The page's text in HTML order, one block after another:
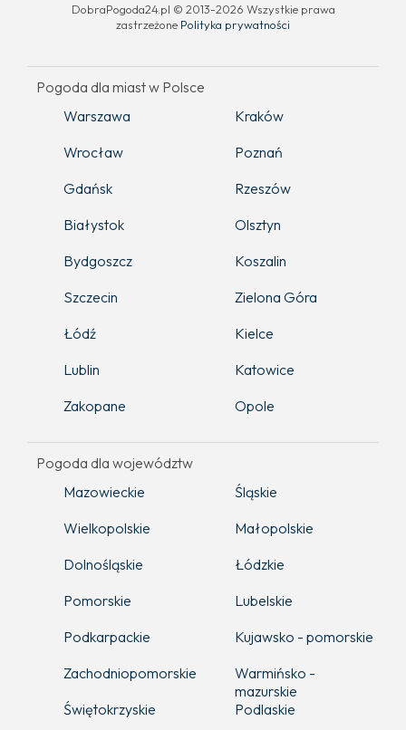
DobraPogoda24.pl © 2013-2026 Wszystkie prawa
zastrzeżone Polityka prywatności
Pogoda dla miast w Polsce
Warszawa
Kraków
Wrocław
Poznań
Gdańsk
Rzeszów
Białystok
Olsztyn
Bydgoszcz
Koszalin
Szczecin
Zielona Góra
Łódź
Kielce
Lublin
Katowice
Zakopane
Opole
Pogoda dla województw
Mazowieckie
Śląskie
Wielkopolskie
Małopolskie
Dolnośląskie
Łódzkie
Pomorskie
Lubelskie
Podkarpackie
Kujawsko - pomorskie
Zachodniopomorskie
Warmińsko -
mazurskie
Świętokrzyskie
Podlaskie